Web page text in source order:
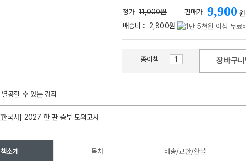
정가 11,000원 판매가 9,900
배송비 :
2,800원
종이책 장바구
공할 수 있는 강좌
국사] 2027 한 판 승부 모의고사
책소개 목차 배송/교환/환불